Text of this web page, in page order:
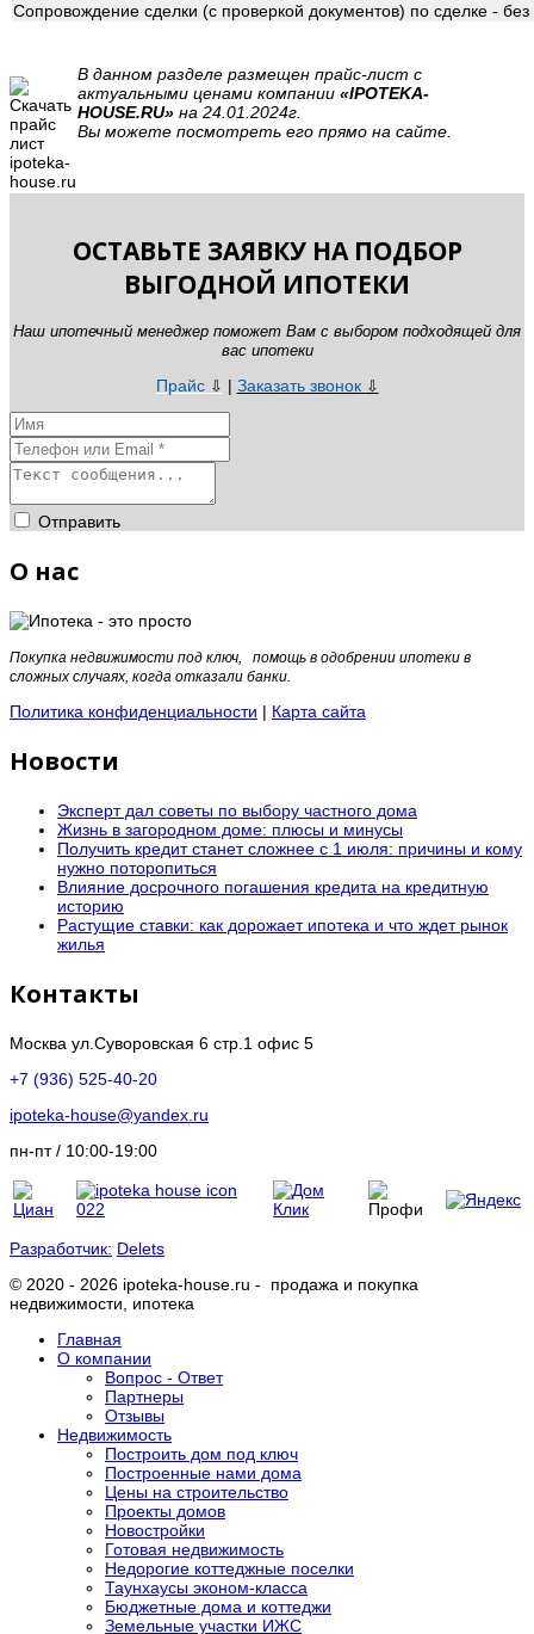
Сопровождение сделки (с проверкой документов) по сделке -
В данном разделе размещен прайс-лист с
актуальными ценами компании «IPOTEKA-
HOUSE.RU» на 24.01.2024г.
Вы можете посмотреть его прямо на сайте.
ОСТАВЬТЕ ЗАЯВКУ НА ПОДБОР
ВЫГОДНОЙ ИПОТЕКИ
Наш ипотечный менеджер поможет Вам с выбором подходящей для
вас ипотеки
Прайс ⇩ | Заказать звонок ⇩
Отправить
О нас
Покупка недвижимости под ключ, помощь в одобрении ипотеки в
сложных случаях, когда отказали банки.
Политика конфиденциальности | Карта сайта
Новости
Эксперт дал советы по выбору частного дома
Жизнь в загородном доме: плюсы и минусы
Получить кредит станет сложнее с 1 июля: причины и кому
нужно поторопиться
Влияние досрочного погашения кредита на кредитную
историю
Растущие ставки: как дорожает ипотека и что ждет рынок
жилья
Контакты
Москва ул.Суворовская 6 стр.1 офис 5
+7 (936) 525-40-20
ipoteka-house@yandex.ru
пн-пт / 10:00-19:00
Разработчик: Delets
© 2020 - 2026 ipoteka-house.ru - продажа и покупка
недвижимости, ипотека
Главная
О компании
Вопрос - Ответ
Партнеры
Отзывы
Недвижимость
Построить дом под ключ
Построенные нами дома
Цены на строительство
Проекты домов
Новостройки
Готовая недвижимость
Недорогие коттеджные поселки
Таунхаусы эконом-класса
Бюджетные дома и коттеджи
Земельные участки ИЖС